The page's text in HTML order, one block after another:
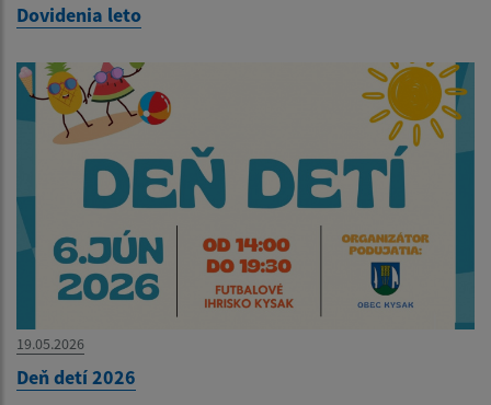
Dovidenia leto
19.05.2026
Deň detí 2026